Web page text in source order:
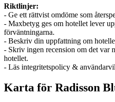
Riktlinjer:
- Ge ett rättvist omdöme som
- Maxbetyg ges om hotellet lever
förväntningarna.
- Beskriv din uppfattning om
- Skriv ingen recension om det var
hotellet.
- Läs integritetspolicy &
Karta för Radisson